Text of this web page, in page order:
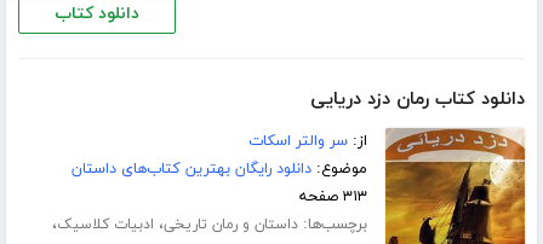
دانلود کتاب
دانلود کتاب رمان دزد دریایی
از:سر والتر اسکات
موضوع:دانلود رایگان بهترین کتاب‌های داستان
۳۱۳ صفحه
برچسب‌ها:داستان و رمان تاریخی، ادبیات کلاسیک،